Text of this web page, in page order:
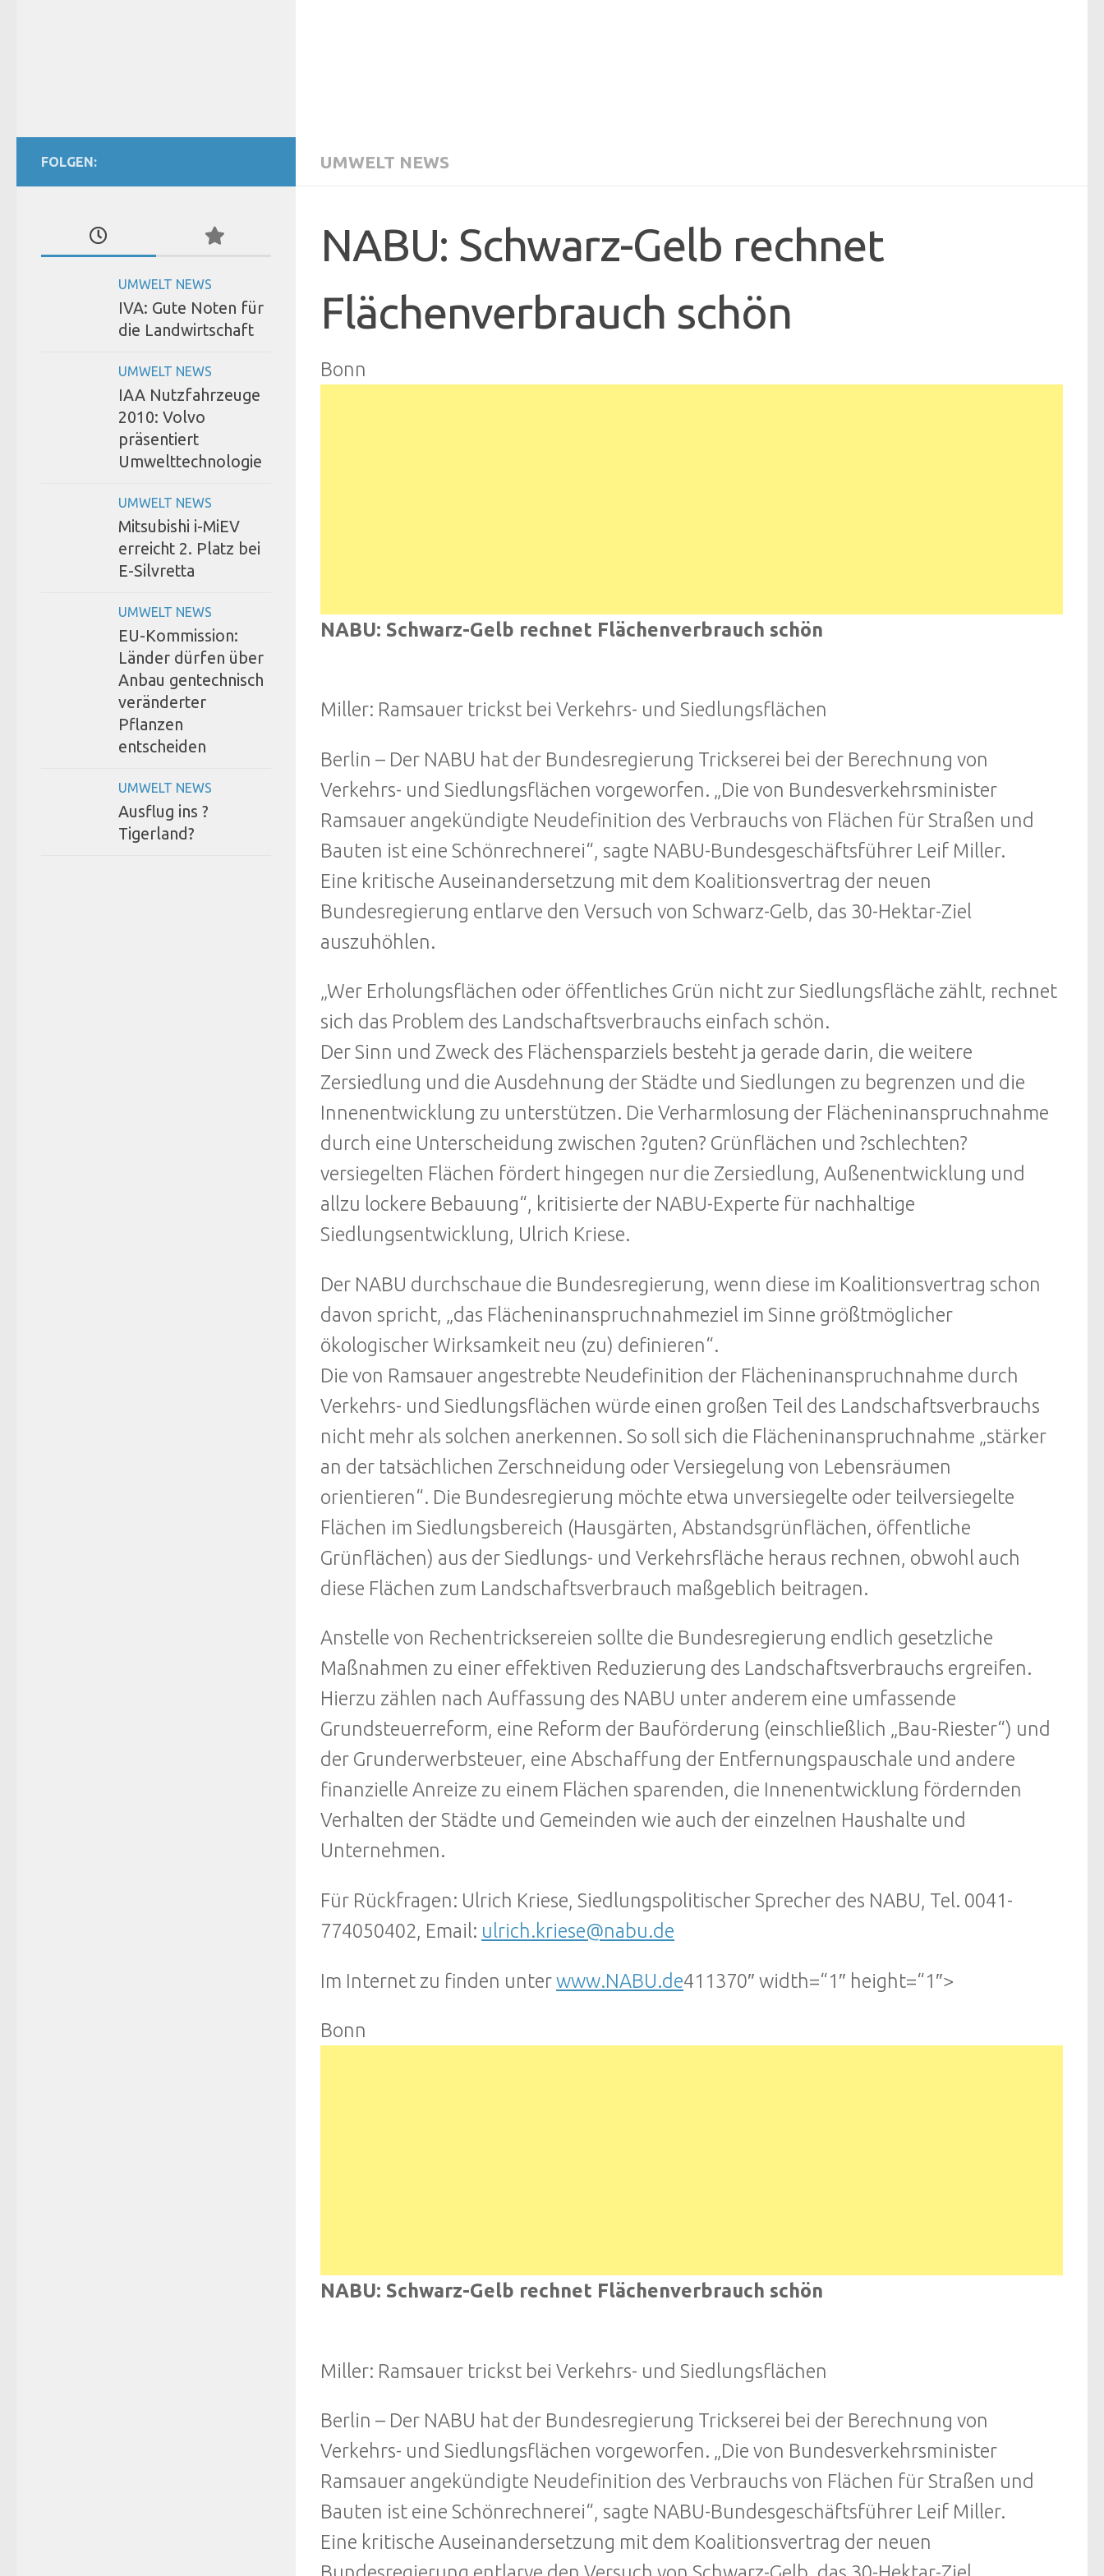
UMWELT NEWS
NABU: Schwarz-Gelb rechnet
Flächenverbrauch schön
Bonn
NABU: Schwarz-Gelb rechnet Flächenverbrauch schön
Miller: Ramsauer trickst bei Verkehrs- und Siedlungsflächen
Berlin – Der NABU hat der Bundesregierung Trickserei bei der Berechnung von
Verkehrs- und Siedlungsflächen vorgeworfen. „Die von Bundesverkehrsminister
Ramsauer angekündigte Neudefinition des Verbrauchs von Flächen für Straßen und
Bauten ist eine Schönrechnerei“, sagte NABU-Bundesgeschäftsführer Leif Miller.
Eine kritische Auseinandersetzung mit dem Koalitionsvertrag der neuen
Bundesregierung entlarve den Versuch von Schwarz-Gelb, das 30-Hektar-Ziel
auszuhöhlen.
„Wer Erholungsflächen oder öffentliches Grün nicht zur Siedlungsfläche zählt, rechnet
sich das Problem des Landschaftsverbrauchs einfach schön.
Der Sinn und Zweck des Flächensparziels besteht ja gerade darin, die weitere
Zersiedlung und die Ausdehnung der Städte und Siedlungen zu begrenzen und die
Innenentwicklung zu unterstützen. Die Verharmlosung der Flächeninanspruchnahme
durch eine Unterscheidung zwischen ?guten? Grünflächen und ?schlechten?
versiegelten Flächen fördert hingegen nur die Zersiedlung, Außenentwicklung und
allzu lockere Bebauung“, kritisierte der NABU-Experte für nachhaltige
Siedlungsentwicklung, Ulrich Kriese.
Der NABU durchschaue die Bundesregierung, wenn diese im Koalitionsvertrag schon
davon spricht, „das Flächeninanspruchnahmeziel im Sinne größtmöglicher
ökologischer Wirksamkeit neu (zu) definieren“.
Die von Ramsauer angestrebte Neudefinition der Flächeninanspruchnahme durch
Verkehrs- und Siedlungsflächen würde einen großen Teil des Landschaftsverbrauchs
nicht mehr als solchen anerkennen. So soll sich die Flächeninanspruchnahme „stärker
an der tatsächlichen Zerschneidung oder Versiegelung von Lebensräumen
orientieren“. Die Bundesregierung möchte etwa unversiegelte oder teilversiegelte
Flächen im Siedlungsbereich (Hausgärten, Abstandsgrünflächen, öffentliche
Grünflächen) aus der Siedlungs- und Verkehrsfläche heraus rechnen, obwohl auch
diese Flächen zum Landschaftsverbrauch maßgeblich beitragen.
Anstelle von Rechentricksereien sollte die Bundesregierung endlich gesetzliche
Maßnahmen zu einer effektiven Reduzierung des Landschaftsverbrauchs ergreifen.
Hierzu zählen nach Auffassung des NABU unter anderem eine umfassende
Grundsteuerreform, eine Reform der Bauförderung (einschließlich „Bau-Riester“) und
der Grunderwerbsteuer, eine Abschaffung der Entfernungspauschale und andere
finanzielle Anreize zu einem Flächen sparenden, die Innenentwicklung fördernden
Verhalten der Städte und Gemeinden wie auch der einzelnen Haushalte und
Unternehmen.
Für Rückfragen: Ulrich Kriese, Siedlungspolitischer Sprecher des NABU, Tel. 0041-
774050402, Email: ulrich.kriese@nabu.de
Im Internet zu finden unterwww.NABU.de411370″ width=“1″ height=“1″>
Bonn
NABU: Schwarz-Gelb rechnet Flächenverbrauch schön
Miller: Ramsauer trickst bei Verkehrs- und Siedlungsflächen
Berlin – Der NABU hat der Bundesregierung Trickserei bei der Berechnung von
Verkehrs- und Siedlungsflächen vorgeworfen. „Die von Bundesverkehrsminister
Ramsauer angekündigte Neudefinition des Verbrauchs von Flächen für Straßen und
Bauten ist eine Schönrechnerei“, sagte NABU-Bundesgeschäftsführer Leif Miller.
Eine kritische Auseinandersetzung mit dem Koalitionsvertrag der neuen
FOLGEN:
UMWELT NEWS
IVA: Gute Noten für
die Landwirtschaft
UMWELT NEWS
IAA Nutzfahrzeuge
2010: Volvo
präsentiert
Umwelttechnologie
UMWELT NEWS
Mitsubishi i-MiEV
erreicht 2. Platz bei
E-Silvretta
UMWELT NEWS
EU-Kommission:
Länder dürfen über
Anbau gentechnisch
veränderter
Pflanzen
entscheiden
UMWELT NEWS
Ausflug ins ?
Tigerland?